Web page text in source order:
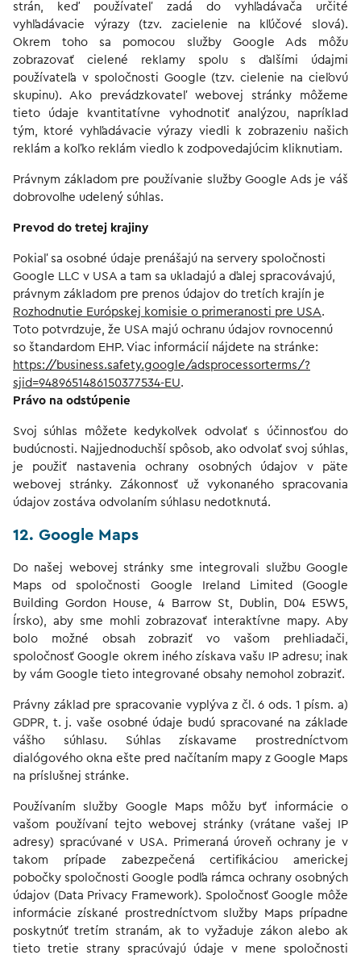
strán, keď používateľ zadá do vyhľadávača určité
vyhľadávacie výrazy (tzv. zacielenie na kľúčové slová).
Okrem toho sa pomocou služby Google Ads môžu
zobrazovať cielené reklamy spolu s ďalšími údajmi
používateľa v spoločnosti Google (tzv. cielenie na cieľovú
skupinu). Ako prevádzkovateľ webovej stránky môžeme
tieto údaje kvantitatívne vyhodnotiť analýzou, napríklad
tým, ktoré vyhľadávacie výrazy viedli k zobrazeniu našich
reklám a koľko reklám viedlo k zodpovedajúcim kliknutiam.
Právnym základom pre používanie služby Google Ads je váš
dobrovoľne udelený súhlas.
Prevod do tretej krajiny
Pokiaľ sa osobné údaje prenášajú na servery spoločnosti
Google LLC v USA a tam sa ukladajú a ďalej spracovávajú,
právnym základom pre prenos údajov do tretích krajín je
Rozhodnutie Európskej komisie o primeranosti pre USA.
Toto potvrdzuje, že USA majú ochranu údajov rovnocennú
so štandardom EHP. Viac informácií nájdete na stránke:
https://business.safety.google/adsprocessorterms/?
sjid=9489651486150377534-EU.
Právo na odstúpenie
Svoj súhlas môžete kedykoľvek odvolať s účinnosťou do
budúcnosti. Najjednoduchší spôsob, ako odvolať svoj súhlas,
je použiť nastavenia ochrany osobných údajov v päte
webovej stránky. Zákonnosť už vykonaného spracovania
údajov zostáva odvolaním súhlasu nedotknutá.
12. Google Maps
Do našej webovej stránky sme integrovali službu Google
Maps od spoločnosti Google Ireland Limited (Google
Building Gordon House, 4 Barrow St, Dublin, D04 E5W5,
Írsko), aby sme mohli zobrazovať interaktívne mapy. Aby
bolo možné obsah zobraziť vo vašom prehliadači,
spoločnosť Google okrem iného získava vašu IP adresu; inak
by vám Google tieto integrované obsahy nemohol zobraziť.
Právny základ pre spracovanie vyplýva z čl. 6 ods. 1 písm. a)
GDPR, t. j. vaše osobné údaje budú spracované na základe
vášho súhlasu. Súhlas získavame prostredníctvom
dialógového okna ešte pred načítaním mapy z Google Maps
na príslušnej stránke.
Používaním služby Google Maps môžu byť informácie o
vašom používaní tejto webovej stránky (vrátane vašej IP
adresy) spracúvané v USA. Primeraná úroveň ochrany je v
takom prípade zabezpečená certifikáciou americkej
pobočky spoločnosti Google podľa rámca ochrany osobných
údajov (Data Privacy Framework). Spoločnosť Google môže
informácie získané prostredníctvom služby Maps prípadne
poskytnúť tretím stranám, ak to vyžaduje zákon alebo ak
tieto tretie strany spracúvajú údaje v mene spoločnosti